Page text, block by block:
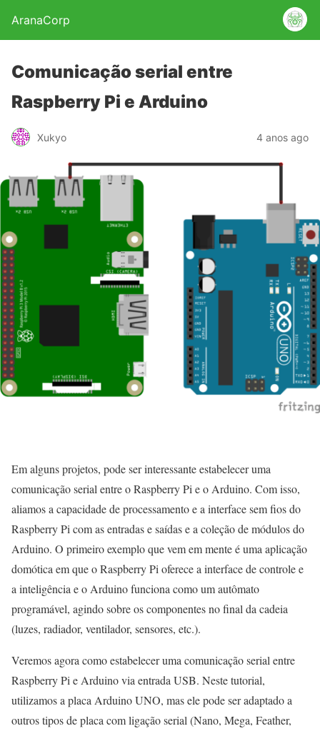
AranaCorp
Comunicação serial entre
Raspberry Pi e Arduino
Xukyo 4 anos ago
Em alguns projetos, pode ser interessante estabelecer uma
comunicação serial entre o Raspberry Pi e o Arduino. Com isso,
aliamos a capacidade de processamento e a interface sem fios do
Raspberry Pi com as entradas e saídas e a coleção de módulos do
Arduino. O primeiro exemplo que vem em mente é uma aplicação
domótica em que o Raspberry Pi oferece a interface de controle e
a inteligência e o Arduino funciona como um autômato
programável, agindo sobre os componentes no final da cadeia
(luzes, radiador, ventilador, sensores, etc.).
Veremos agora como estabelecer uma comunicação serial entre
Raspberry Pi e Arduino via entrada USB. Neste tutorial,
utilizamos a placa Arduino UNO, mas ele pode ser adaptado a
outros tipos de placa com ligação serial (Nano, Mega, Feather,